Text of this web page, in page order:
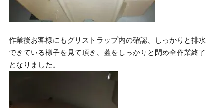
作業後お客様にもグリストラップ内の確認、しっかりと排水
できている様子を見て頂き、蓋をしっかりと閉め全作業終了
となりました。